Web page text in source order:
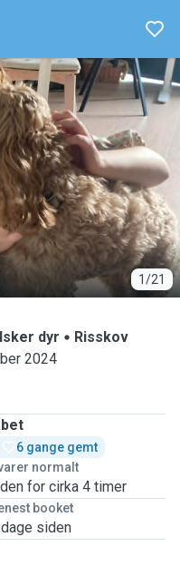
1/21
dyr
Risskov
2024
6 gange gemt
normalt
for cirka 4 timer
booket
siden